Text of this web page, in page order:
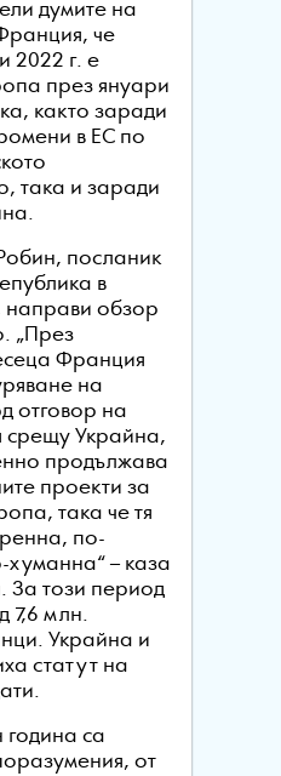
думите на
че
2022 г. е
през януари
както заради
в ЕС по
така и заради
посланик
в
обзор
„През
Франция
на
отговор на
срещу Украйна,
продължава
проекти за
така че тя
по-
хуманна“ – каза
За този период
7,6 млн.
Украйна и
статут на
година са
от